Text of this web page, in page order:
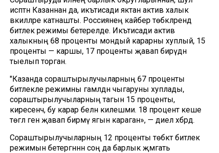
исәптән Казаннан да, икътисади яктан актив халык
вәкилләре катнашты. Россиянең кайбер төбәкләрендә
битлек режимы бетерелде. Икътисади актив
халыкның 68 проценты мондый карарны хуплый, 15
проценты — каршы, 17 проценты җавап бирүдән
тыелып торган.
"Казанда сораштырылучыларның 67 проценты
битлекле режимны гамәлдән чыгаруны хуплады, ә
сораштырылучыларның тагын 15 проценты,
киресенчә, бу карар белән килешми. 18 процент кеше
төгәл генә җавап бирмәү ягын караган», — диелә хәбәрдә.
Сораштырылучыларның 12 проценты төбәктә битлек
режимын бетергәннән соң да барлык җәмәгать